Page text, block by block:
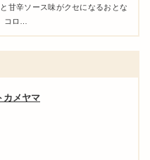
甘辛ソース味がクセになるおとな
コロ…
メヤマ